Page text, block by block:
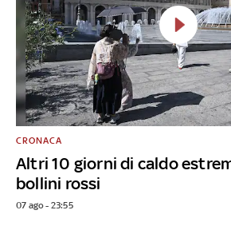
Altri 10 giorni di caldo
bollini rossi
CRONACA
07 ago - 23:55